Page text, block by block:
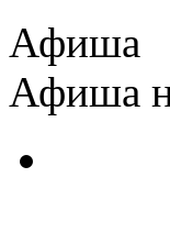
Афиша
Афиша